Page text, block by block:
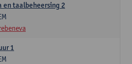
en taalbeheersing 2
1